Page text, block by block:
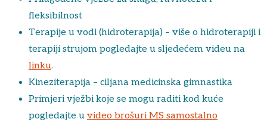
fleksibilnost
Terapije u vodi (hidroterapija) – više o hidroterapiji i
terapiji strujom pogledajte u sljedećem videu na
linku.
Kineziterapija – ciljana medicinska gimnastika
Primjeri vježbi koje se mogu raditi kod kuće
pogledajte u video brošuri MS samostalno